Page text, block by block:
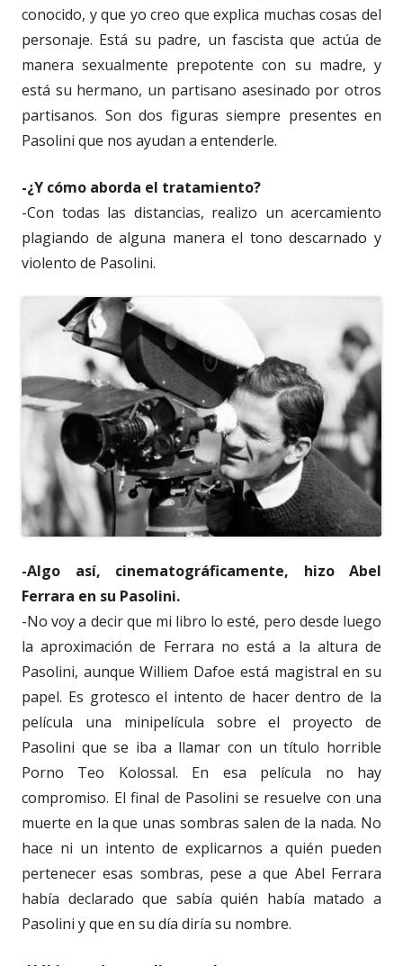
conocido, y que yo creo que explica muchas cosas del
personaje. Está su padre, un fascista que actúa de
manera sexualmente prepotente con su madre, y
está su hermano, un partisano asesinado por otros
partisanos. Son dos figuras siempre presentes en
Pasolini que nos ayudan a entenderle.
-¿Y cómo aborda el tratamiento?
-Con todas las distancias, realizo un acercamiento
plagiando de alguna manera el tono descarnado y
violento de Pasolini.
-Algo así, cinematográficamente, hizo Abel
Ferrara en su Pasolini.
-No voy a decir que mi libro lo esté, pero desde luego
la aproximación de Ferrara no está a la altura de
Pasolini, aunque Williem Dafoe está magistral en su
papel. Es grotesco el intento de hacer dentro de la
película una minipelícula sobre el proyecto de
Pasolini que se iba a llamar con un título horrible
Porno Teo Kolossal. En esa película no hay
compromiso. El final de Pasolini se resuelve con una
muerte en la que unas sombras salen de la nada. No
hace ni un intento de explicarnos a quién pueden
pertenecer esas sombras, pese a que Abel Ferrara
había declarado que sabía quién había matado a
Pasolini y que en su día diría su nombre.